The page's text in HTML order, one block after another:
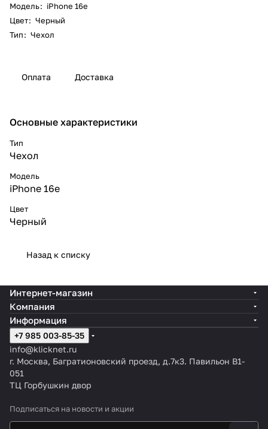
Модель: iPhone 16e
Цвет: Черный
Тип: Чехол
Оплата Доставка
Основные характеристики
Тип
Чехол
Модель
iPhone 16e
Цвет
Черный
Назад к списку
Интернет-магазин
Компания
Информация
+7 985 003-85-35
info@klicknet.ru
г. Москва, Багратионовский проезд, д.7к3. Павильон B1-
051
ТЦ Горбушкин двор
Подписаться на новости и акции